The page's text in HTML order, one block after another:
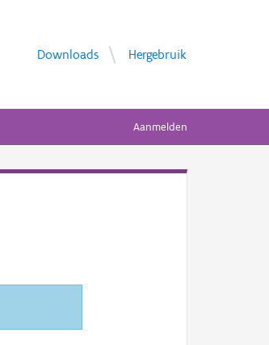
Downloads Hergebruik
Aanmelden